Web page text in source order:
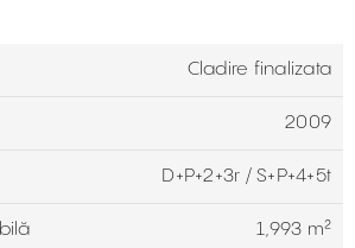
Cladire finalizata
2009
D+P+2+3r / S+P+4+5t
1,993 m²